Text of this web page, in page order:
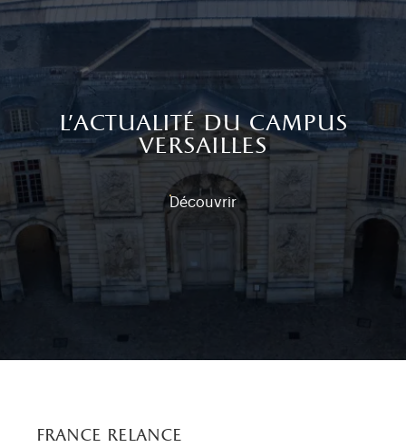
l'actualité du campus
versailles
Découvrir
france relance